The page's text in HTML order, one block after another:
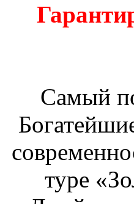
Самый
туре